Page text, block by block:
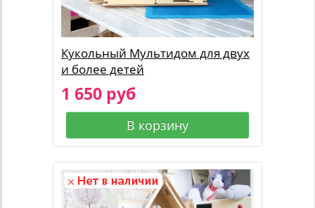
Кукольный Мультидом для двух
и более детей
1 650 руб
В корзину